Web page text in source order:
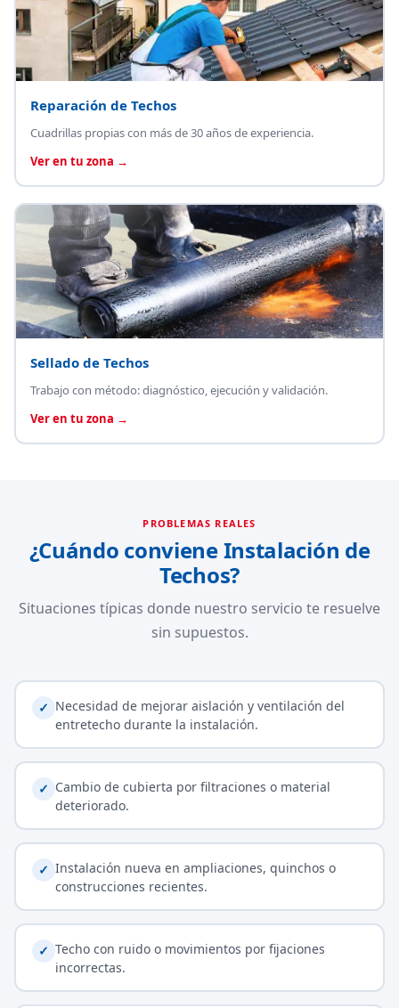
Reparación de Techos
Cuadrillas propias con más de 30 años de experiencia.
Ver en tu zona →
Sellado de Techos
Trabajo con método: diagnóstico, ejecución y validación.
Ver en tu zona →
PROBLEMAS REALES
¿Cuándo conviene Instalación de
Techos?
Situaciones típicas donde nuestro servicio te resuelve
sin supuestos.
✓ Necesidad de mejorar aislación y ventilación del
entretecho durante la instalación.
✓ Cambio de cubierta por filtraciones o material
deteriorado.
✓ Instalación nueva en ampliaciones, quinchos o
construcciones recientes.
✓ Techo con ruido o movimientos por fijaciones
incorrectas.